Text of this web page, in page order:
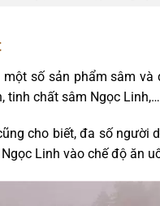
số sản phẩm sâm
tinh chất sâm Ngọc Linh,…
cho biết, đa số người
Linh vào chế độ ăn